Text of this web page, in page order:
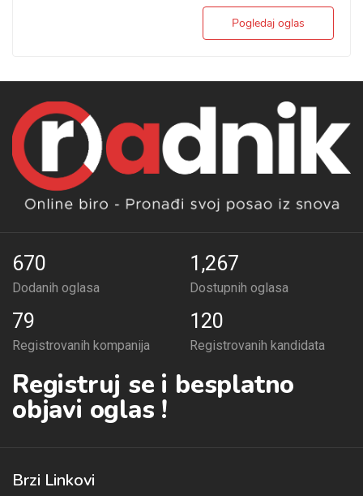
Pogledaj oglas
670
Dodanih oglasa
1,267
Dostupnih oglasa
79
Registrovanih kompanija
120
Registrovanih kandidata
Registruj se i besplatno
objavi oglas !
Brzi Linkovi